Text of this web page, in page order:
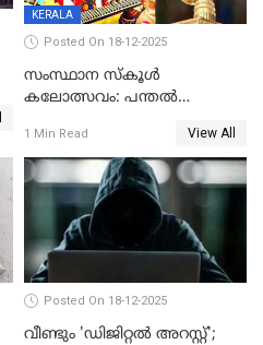
KERALA
Posted On 18-12-2025
സംസ്ഥാന സ്കൂൾ
കലോത്സവം: പന്തൽ
1 Min Read View All
Posted On 18-12-2025
വീണ്ടും 'ഡിജിറ്റല്‍ അറസ്റ്റ്';